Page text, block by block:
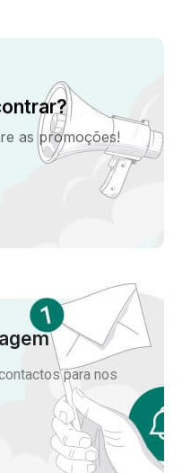
as promoções!
para nos